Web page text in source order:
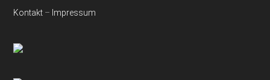
Kontakt – Impressum